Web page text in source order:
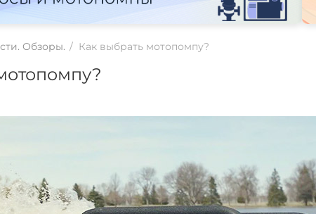
Обзоры. / Как выбрать мотопомпу?